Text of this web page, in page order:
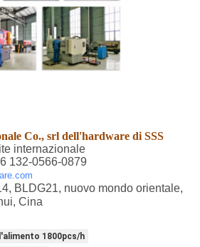
Co., srl dell'hardware di SSS
internazionale
132-0566-0879
BLDG21, nuovo mondo orientale,
Cina
1800pcs/h